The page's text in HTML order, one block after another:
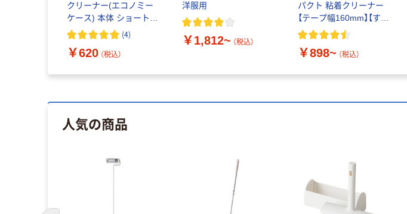
クリーナー(エコノミー
ケース) 本体 ショート
S00493 1本
(4)
￥620 （税込）
洋服用
￥1,812~ （税込）
パクト 粘着クリーナー
【テープ幅160mm】【すじ
塗り】【スカットカット】
￥898~ （税込）
人気の商品